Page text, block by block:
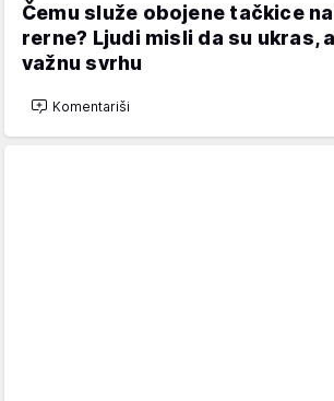
Čemu služe obojene tačkice
rerne? Ljudi misli da su ukras,
važnu svrhu
Komentariši